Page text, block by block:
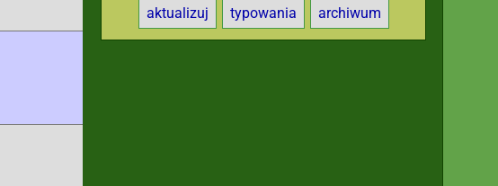
aktualizuj typowania archiwum